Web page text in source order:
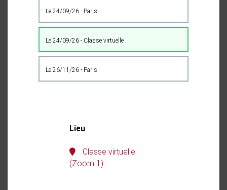
le 24/09/26 - Paris
le 24/09/26 - Classe virtuelle
le 26/11/26 - Paris
Lieu
(Zoom 1)